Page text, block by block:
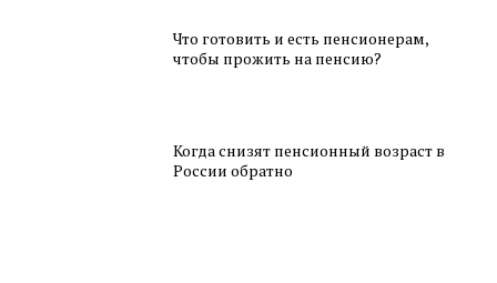
Что готовить и есть пенсионерам,
чтобы прожить на пенсию?
Когда снизят пенсионный возраст в
России обратно